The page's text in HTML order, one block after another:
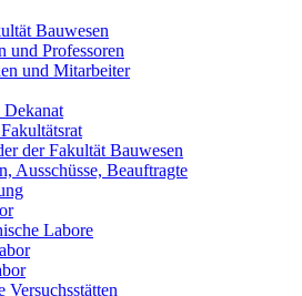
Bauwesen
und Professoren
und Mitarbeiter
Dekanat
der Fakultät Bauwesen
Ausschüsse, Beauftragte
Labore
Versuchsstätten